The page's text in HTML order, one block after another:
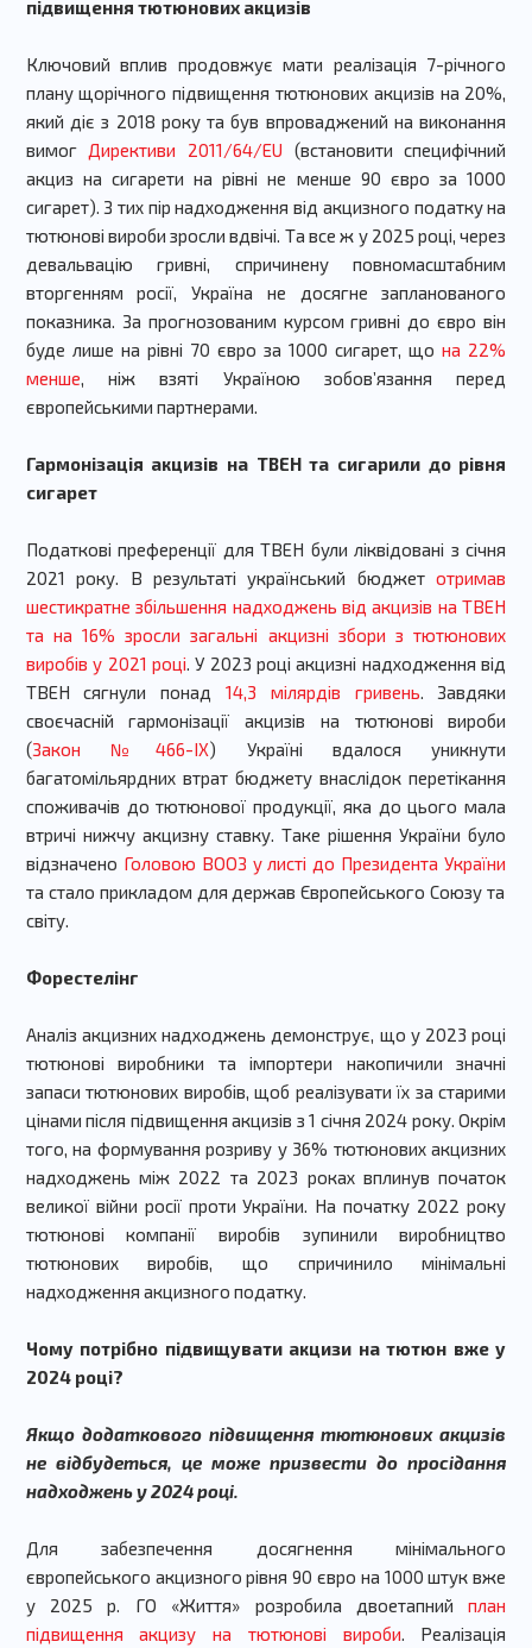
підвищення тютюнових акцизів
Ключовий вплив продовжує мати реалізація 7-річного
плану щорічного підвищення тютюнових акцизів на 20%,
який діє з 2018 року та був впроваджений на виконання
вимог Директиви 2011/64/EU (встановити специфічний
акциз на сигарети на рівні не менше 90 євро за 1000
сигарет). З тих пір надходження від акцизного податку на
тютюнові вироби зросли вдвічі. Та все ж у 2025 році, через
девальвацію гривні, спричинену повномасштабним
вторгенням росії, Україна не досягне запланованого
показника. За прогнозованим курсом гривні до євро він
буде лише на рівні 70 євро за 1000 сигарет, щона 22%
менше , ніж взяті Україною зобовʼязання перед
європейськими партнерами.
Гармонізація акцизів на ТВЕН та сигарили до рівня
сигарет
Податкові преференції для ТВЕН були ліквідовані з січня
2021 року. В результаті український бюджетотримав
шестикратне збільшення надходжень від акцизів на ТВЕН
та на 16% зросли загальні акцизні збори з тютюнових
виробів у 2021 році . У 2023 році акцизні надходження від
ТВЕН сягнули понад 14,3 мілярдів гривень . Завдяки
своєчасній гармонізації акцизів на тютюнові вироби
(Закон №466-IX) Україні вдалося уникнути
багатомільярдних втрат бюджету внаслідок перетікання
споживачів до тютюнової продукції, яка до цього мала
втричі нижчу акцизну ставку.Таке рішення України було
відзначено Головою ВООЗ у листі до Президента України
та стало прикладом для держав Європейського Союзу та
світу.
Форестелінг
Аналіз акцизних надходжень демонструє, що у 2023 році
тютюнові виробники та імпортери накопичили значні
запаси тютюнових виробів, щоб реалізувати їх за старими
цінами після підвищення акцизів з 1 січня 2024 року. Окрім
того, на формування розриву у 36% тютюнових акцизних
надходжень між 2022 та 2023 роках вплинув початок
великої війни росії проти України. На початку 2022 року
тютюнові компанії виробів зупинили виробництво
тютюнових виробів, що спричинило мінімальні
надходження акцизного податку.
Чому потрібно підвищувати акцизи на тютюн вже у
2024 році?
Якщо додаткового підвищення тютюнових акцизів
не відбудеться, це може призвести до просідання
надходжень у 2024 році.
Для забезпечення досягнення мінімального
європейського акцизного рівня 90 євро на 1000 штук вже
у 2025 р. ГО «Життя» розробила двоетапнийплан
підвищення акцизу на тютюнові вироби . Реалізація